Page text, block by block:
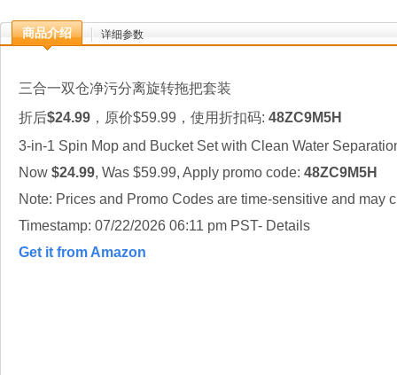
商品介绍 详细参数
三合一双仓净污分离旋转拖把套装
折后$24.99 ，原价$59.99，使用折扣码: 48ZC9M5H
3-in-1 Spin Mop and Bucket Set with Clean Water
Now $24.99, Was $59.99, Apply promo code: 48ZC9M5H
Note: Prices and Promo Codes are time-sensitive and may
Timestamp: 07/22/2026 06:11 pm PST- Details
Get it from Amazon